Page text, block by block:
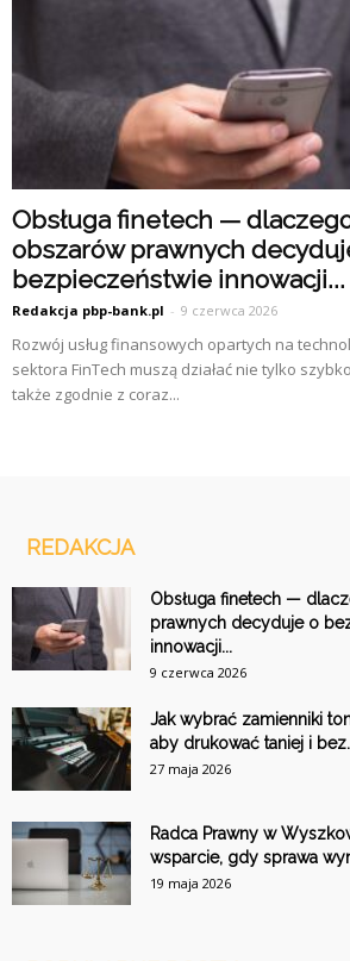
Obsługa finetech —
obszarów prawnych
bezpieczeństwie innowacji...
Redakcja pbp-bank.pl - 9 czerwca 2026
Rozwój usług finansowych opartych na
sektora FinTech muszą działać nie tylko
także zgodnie z coraz...
REDAKCJA
Obsługa finetech —
prawnych decyduje o
innowacji...
9 czerwca 2026
Jak wybrać zamienniki
aby drukować taniej i
27 maja 2026
Radca Prawny w
wsparcie, gdy sprawa
19 maja 2026